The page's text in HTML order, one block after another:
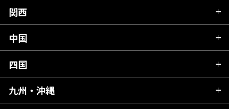
岩手県
宮城県
福島県
群馬県
千葉県
東京都
神奈川県
富山県
石川県
山梨県
長野県
岐阜県
静岡県
愛知県
関西
滋賀県
京都府
大阪府
中国
広島県
岡山県
四国
愛媛県
九州・沖縄